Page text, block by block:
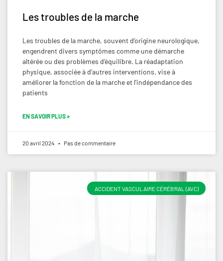
Les troubles de la marche
Les troubles de la marche, souvent d’origine neurologique,
engendrent divers symptômes comme une démarche
altérée ou des problèmes d’équilibre. La réadaptation
physique, associée à d’autres interventions, vise à
améliorer la fonction de la marche et l’indépendance des
patients
EN SAVOIR PLUS »
20 avril 2024 Pas de commentaire
ACCIDENT VASCULAIRE CÉRÉBRAL (AVC)